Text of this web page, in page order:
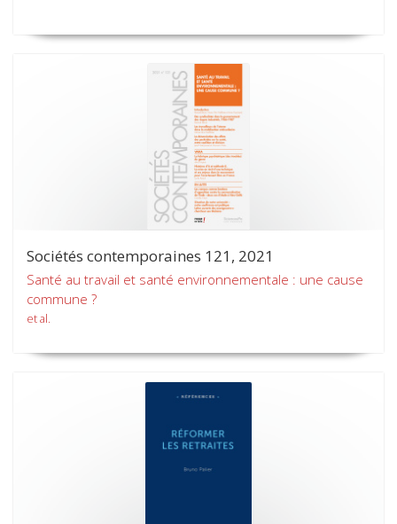
Sociétés contemporaines 121, 2021
Santé au travail et santé environnementale : une cause
commune ?
et al.